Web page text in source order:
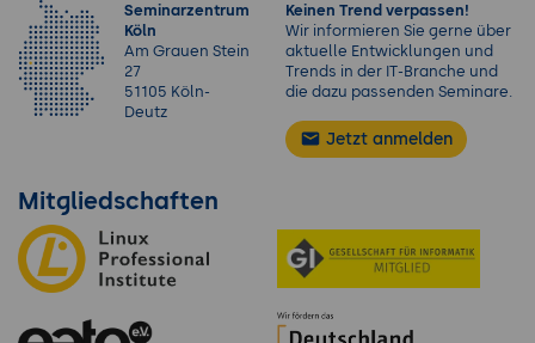
Seminarzentrum
Köln
Am Grauen Stein
27
51105 Köln-
Deutz
Keinen Trend verpassen!
Wir informieren Sie gerne über
aktuelle Entwicklungen und
Trends in der IT-Branche und
die dazu passenden Seminare.
Jetzt anmelden
Mitgliedschaften